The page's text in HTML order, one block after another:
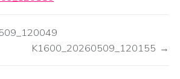
K1600_20260509_120155